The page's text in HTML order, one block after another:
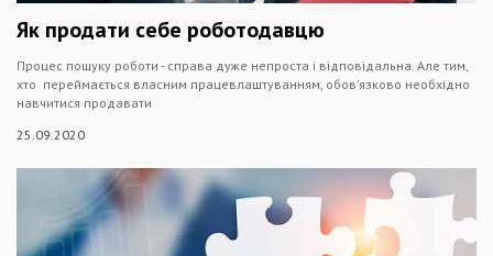
Як продати себе роботодавцю
Процес пошуку роботи - справа дуже непроста і відповідальна. Але тим,
хто переймається власним працевлаштуванням, обов’язково необхідно
навчитися продавати
25.09.2020